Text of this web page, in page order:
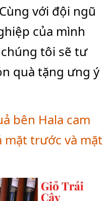
với đội ngũ
của mình
tôi sẽ tư
quà tặng ưng ý
bên Hala cam
mặt trước và mặt